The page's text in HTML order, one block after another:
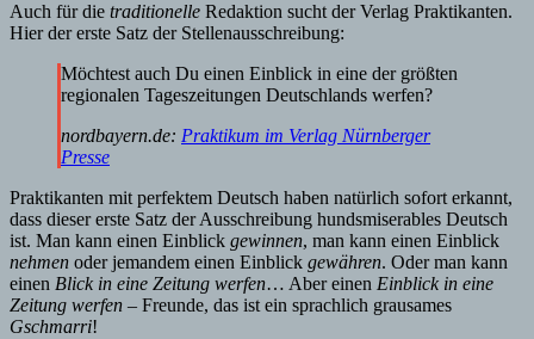
Auch für die traditionelle Redaktion sucht der Verlag Praktikanten.
Hier der erste Satz der Stellenausschreibung:
Möchtest auch Du einen Einblick in eine der größten
regionalen Tageszeitungen Deutschlands werfen?
nordbayern.de: Praktikum im Verlag Nürnberger
Presse
Praktikanten mit perfektem Deutsch haben natürlich sofort erkannt,
dass dieser erste Satz der Ausschreibung hundsmiserables Deutsch
ist. Man kann einen Einblick gewinnen, man kann einen Einblick
nehmen oder jemandem einen Einblick gewähren. Oder man kann
einen Blick in eine Zeitung werfen… Aber einen Einblick in eine
Zeitung werfen – Freunde, das ist ein sprachlich grausames
Gschmarri!